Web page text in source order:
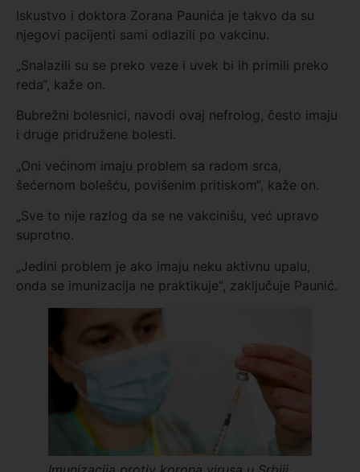
Iskustvo i doktora Zorana Paunića je takvo da su
njegovi pacijenti sami odlazili po vakcinu.
„Snalazili su se preko veze i uvek bi ih primili preko
reda“, kaže on.
Bubrežni bolesnici, navodi ovaj nefrolog, često imaju
i druge pridružene bolesti.
„Oni većinom imaju problem sa radom srca,
šećernom bolešću, povišenim pritiskom“, kaže on.
„Sve to nije razlog da se ne vakcinišu, već upravo
suprotno.
„Jedini problem je ako imaju neku aktivnu upalu,
onda se imunizacija ne praktikuje“, zaključuje Paunić.